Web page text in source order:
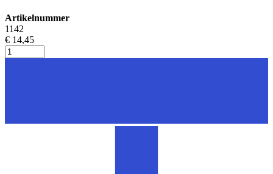
Artikelnummer
1142
€ 14,45